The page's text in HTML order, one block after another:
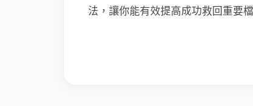
法，讓你能有效提高成功救回重要